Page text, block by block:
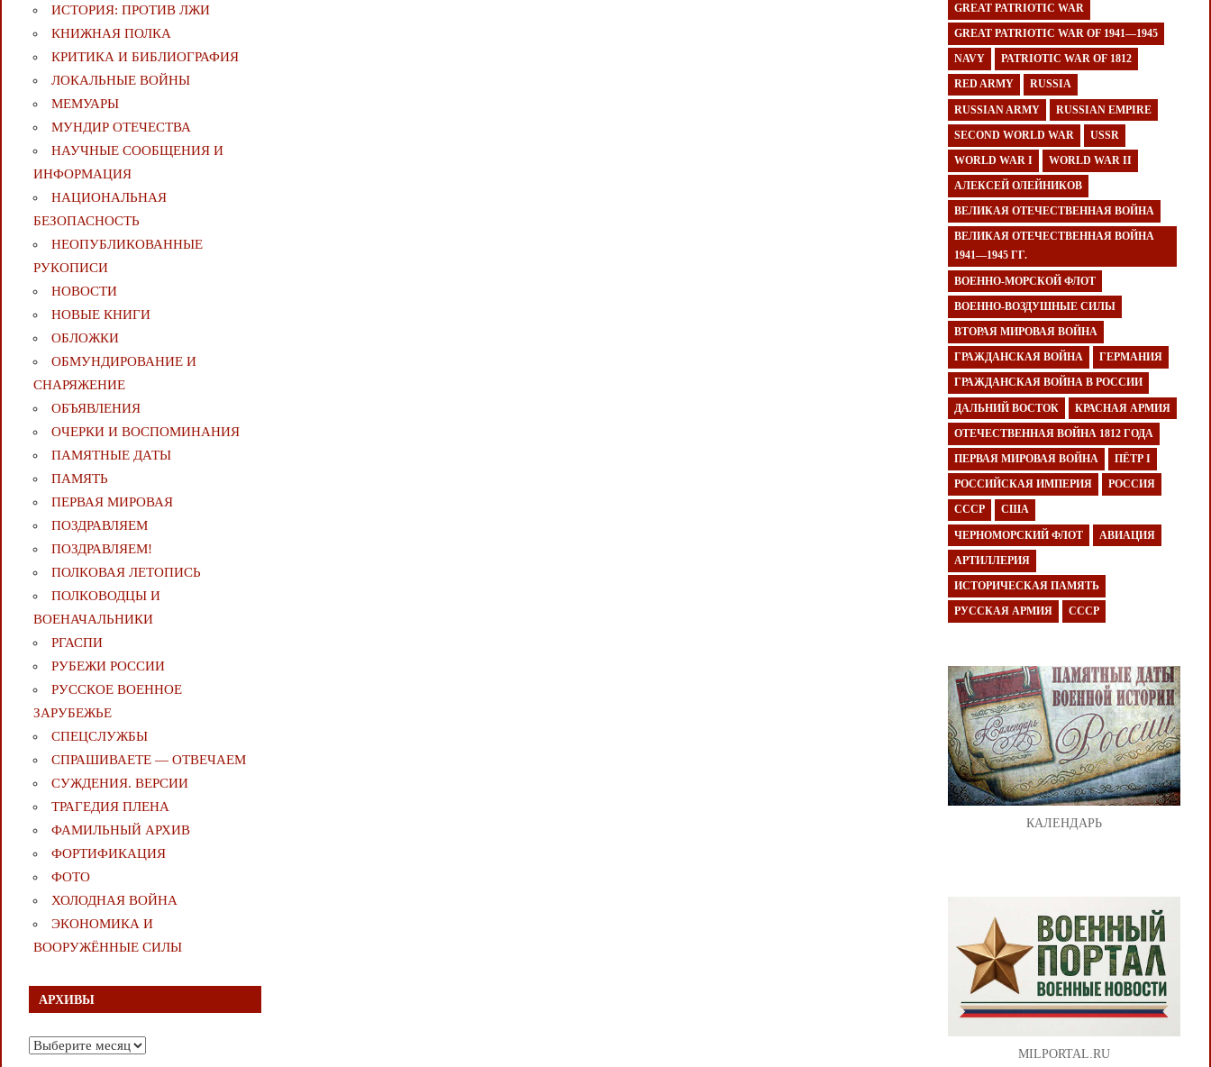
ИСТОРИЯ: ПРОТИВ ЛЖИ
КНИЖНАЯ ПОЛКА
КРИТИКА И БИБЛИОГРАФИЯ
ЛОКАЛЬНЫЕ ВОЙНЫ
МЕМУАРЫ
МУНДИР ОТЕЧЕСТВА
НАУЧНЫЕ СООБЩЕНИЯ И
ИНФОРМАЦИЯ
НАЦИОНАЛЬНАЯ
БЕЗОПАСНОСТЬ
НЕОПУБЛИКОВАННЫЕ
РУКОПИСИ
НОВОСТИ
НОВЫЕ КНИГИ
ОБЛОЖКИ
ОБМУНДИРОВАНИЕ И
СНАРЯЖЕНИЕ
ОБЪЯВЛЕНИЯ
ОЧЕРКИ И ВОСПОМИНАНИЯ
ПАМЯТНЫЕ ДАТЫ
ПАМЯТЬ
ПЕРВАЯ МИРОВАЯ
ПОЗДРАВЛЯЕМ
ПОЗДРАВЛЯЕМ!
ПОЛКОВАЯ ЛЕТОПИСЬ
ПОЛКОВОДЦЫ И
ВОЕНАЧАЛЬНИКИ
РГАСПИ
РУБЕЖИ РОССИИ
РУССКОЕ ВОЕННОЕ
ЗАРУБЕЖЬЕ
СПЕЦСЛУЖБЫ
СПРАШИВАЕТЕ — ОТВЕЧАЕМ
СУЖДЕНИЯ. ВЕРСИИ
ТРАГЕДИЯ ПЛЕНА
ФАМИЛЬНЫЙ АРХИВ
ФОРТИФИКАЦИЯ
ФОТО
ХОЛОДНАЯ ВОЙНА
ЭКОНОМИКА И
ВООРУЖЁННЫЕ СИЛЫ
АРХИВЫ
Архивы
GREAT PATRIOTIC WAR
GREAT PATRIOTIC WAR OF 1941—1945
NAVY PATRIOTIC WAR OF 1812
RED ARMY RUSSIA
RUSSIAN ARMY RUSSIAN EMPIRE
SECOND WORLD WAR USSR
WORLD WAR I WORLD WAR II
АЛЕКСЕЙ ОЛЕЙНИКОВ
ВЕЛИКАЯ ОТЕЧЕСТВЕННАЯ ВОЙНА
ВЕЛИКАЯ ОТЕЧЕСТВЕННАЯ ВОЙНА
1941—1945 ГГ.
ВОЕННО-МОРСКОЙ ФЛОТ
ВОЕННО-ВОЗДУШНЫЕ СИЛЫ
ВТОРАЯ МИРОВАЯ ВОЙНА
ГРАЖДАНСКАЯ ВОЙНА ГЕРМАНИЯ
ГРАЖДАНСКАЯ ВОЙНА В РОССИИ
ДАЛЬНИЙ ВОСТОК КРАСНАЯ АРМИЯ
ОТЕЧЕСТВЕННАЯ ВОЙНА 1812 ГОДА
ПЕРВАЯ МИРОВАЯ ВОЙНА ПЁТР I
РОССИЙСКАЯ ИМПЕРИЯ РОССИЯ
СССР США
ЧЕРНОМОРСКИЙ ФЛОТ АВИАЦИЯ
АРТИЛЛЕРИЯ
ИСТОРИЧЕСКАЯ ПАМЯТЬ
РУССКАЯ АРМИЯ СССР
КАЛЕНДАРЬ
MILPORTAL.RU